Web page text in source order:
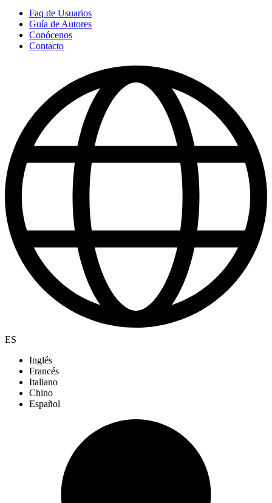
Faq de Usuarios
Guía de Autores
Conócenos
Contacto
ES
Inglés
Francés
Italiano
Chino
Español